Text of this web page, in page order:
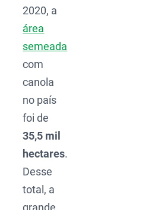
2020, a
área
semeada
com
canola
no país
foi de
35,5 mil
hectares.
Desse
total, a
grande